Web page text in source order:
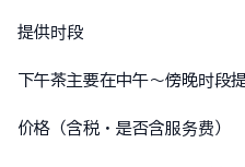
提供时段
下午茶主要在中午〜傍晚时段
价格（含税・是否含服务费）